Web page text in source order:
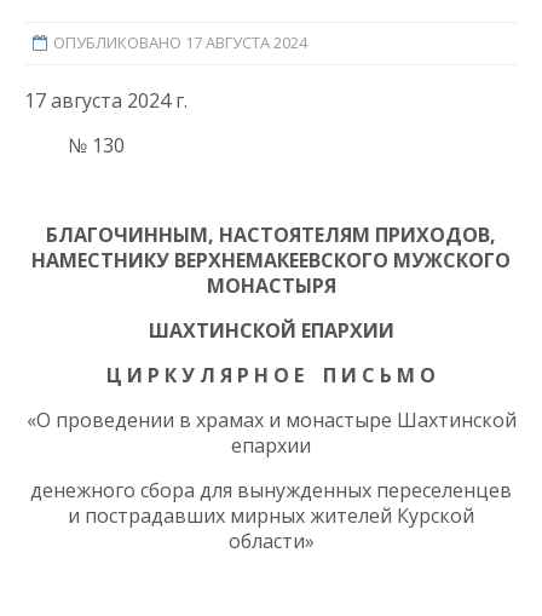
ОПУБЛИКОВАНО 17 АВГУСТА 2024
17 августа 2024 г.
№ 130
БЛАГОЧИННЫМ, НАСТОЯТЕЛЯМ ПРИХОДОВ,
НАМЕСТНИКУ ВЕРХНЕМАКЕЕВСКОГО МУЖСКОГО
МОНАСТЫРЯ
ШАХТИНСКОЙ ЕПАРХИИ
Ц И Р К У Л Я Р Н О Е П И С Ь М О
«О проведении в храмах и монастыре Шахтинской
епархии
денежного сбора для вынужденных переселенцев
и пострадавших мирных жителей Курской
области»